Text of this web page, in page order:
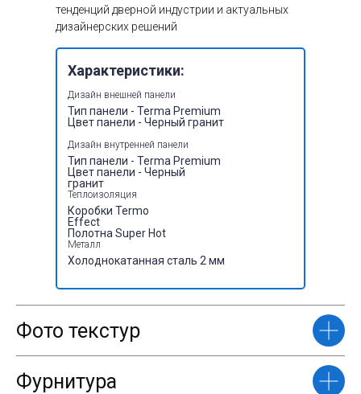
Характеристики:
Дизайн внешней панели
Тип панели - Terma Premium
Цвет панели - Черный гранит
Теплоизоляция
Коробки Termo
Effect
Полотна Super Нot
Дизайн внутренней панели
Тип панели - Terma Premium
Цвет панели - Черный
гранит
Металл
Холоднокатанная сталь 2 мм
тенденций дверной индустрии и актуальных
дизайнерских решений
Фото текстур
Фурнитура